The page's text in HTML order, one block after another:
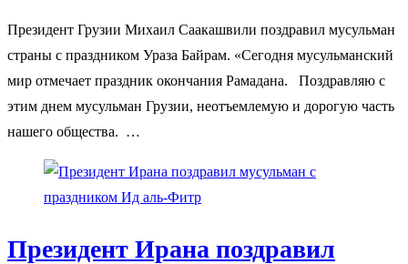
Президент Грузии Михаил Саакашвили поздравил мусульман
страны с праздником Ураза Байрам. «Сегодня мусульманский
мир отмечает праздник окончания Рамадана. Поздравляю с
этим днем мусульман Грузии, неотъемлемую и дорогую часть
нашего общества. …
Президент Ирана поздравил